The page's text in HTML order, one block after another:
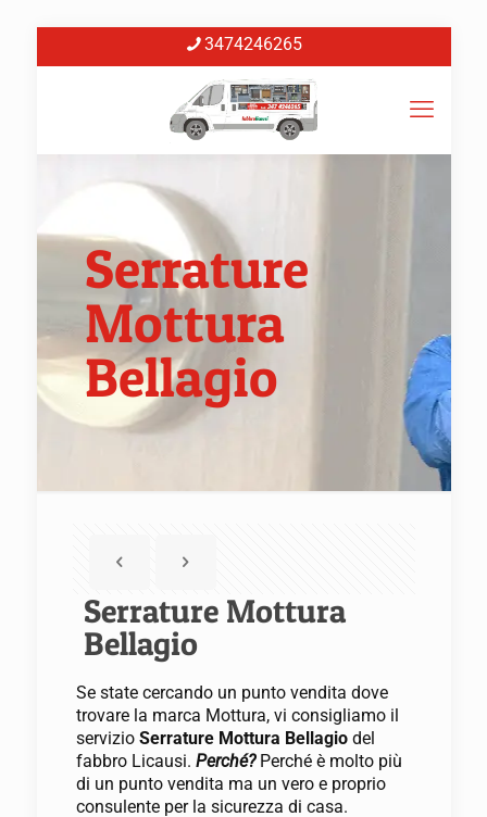
3474246265
Serrature
Mottura
Bellagio
Serrature Mottura
Bellagio
Se state cercando un punto vendita dove
trovare la marca Mottura, vi consigliamo il
servizio Serrature Mottura Bellagio del
fabbro Licausi. Perché?Perché è molto più
di un punto vendita ma un vero e proprio
consulente per la sicurezza di casa.